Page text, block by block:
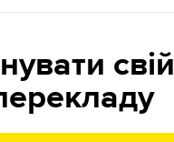
свій